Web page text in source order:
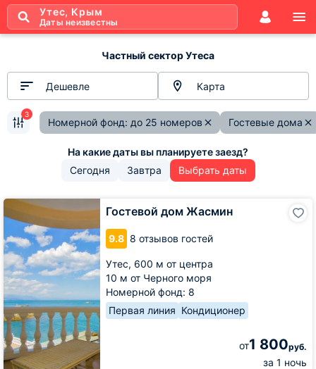
Утес, Крым
Даты неизвестны
Частный сектор Утеса
Дешевле Карта
Номерной фонд: до 25 номеров Гостевые дома
3
Сегодня Завтра Выбрать даты
Гостевой дом Жасмин
9.8 8 отзывов гостей
Утес, 600 м от центра
10 м от Черного моря
Номерной фонд: 8
Первая линия Кондиционер
от1 800руб.
за 1 ночь
Гостевой
дом
Жасмин